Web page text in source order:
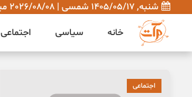
شنبه, 1405/05/17 شمسی | 2026/08/08 میلادی
خانه
سیاسی اجتماعی
اجتماعی